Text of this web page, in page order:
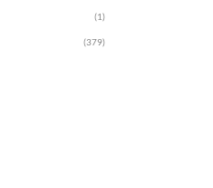
(1)
(379)